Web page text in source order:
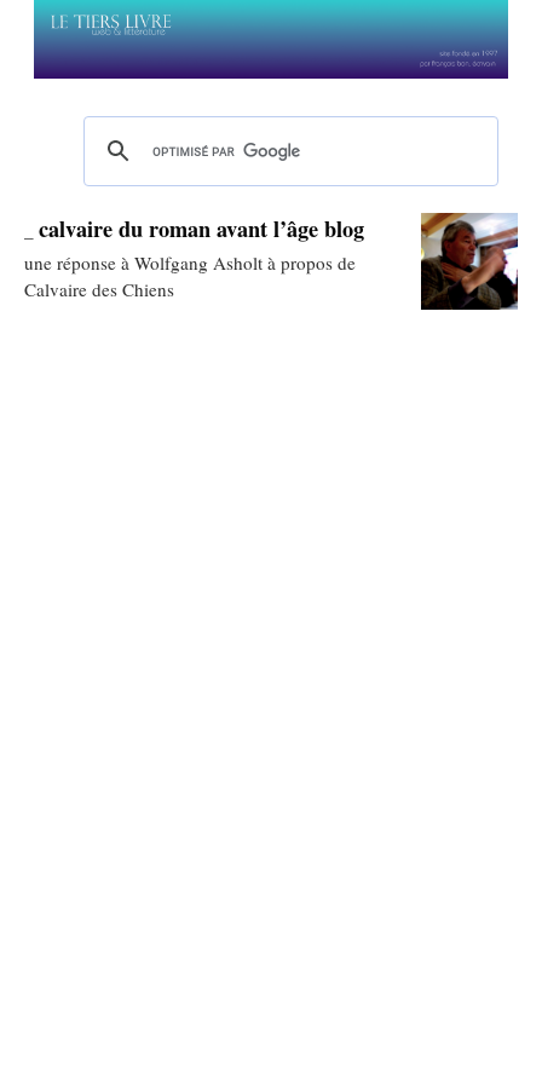
calvaire du roman avant l’âge blog
une réponse à Wolfgang Asholt à propos de
Calvaire des Chiens